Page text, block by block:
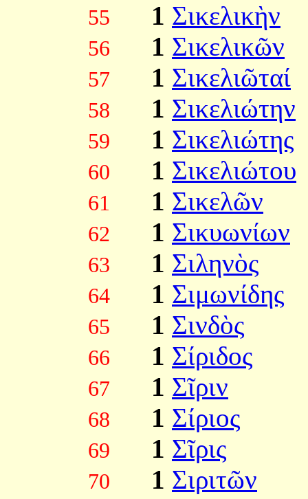
55 1 Σικελικὴν
56 1 Σικελικῶν
57 1 Σικελιῶταί
58 1 Σικελιώτην
59 1 Σικελιώτης
60 1 Σικελιώτου
61 1 Σικελῶν
62 1 Σικυωνίων
63 1 Σιληνὸς
64 1 Σιμωνίδης
65 1 Σινδὸς
66 1 Σίριδος
67 1 Σῖριν
68 1 Σίριος
69 1 Σῖρις
70 1 Σιριτῶν